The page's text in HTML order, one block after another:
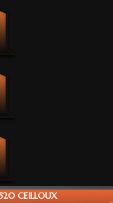
CEILLOUX